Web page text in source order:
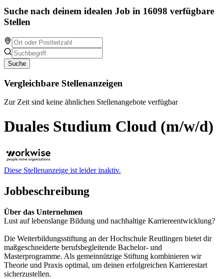
Suche nach deinem idealen Job in 16098 verfügbare
Stellen
Suche
Vergleichbare Stellenanzeigen
Zur Zeit sind keine ähnlichen Stellenangebote verfügbar
Duales Studium Cloud (m/w/d)
Diese Stellenanzeige ist leider inaktiv.
Jobbeschreibung
Über das Unternehmen
Lust auf lebenslange Bildung und nachhaltige Karriereentwicklung?
Die Weiterbildungsstiftung an der Hochschule Reutlingen bietet dir
maßgeschneiderte berufsbegleitende Bachelor- und
Masterprogramme. Als gemeinnützige Stiftung kombinieren wir
Theorie und Praxis optimal, um deinen erfolgreichen Karrierestart
sicherzustellen.